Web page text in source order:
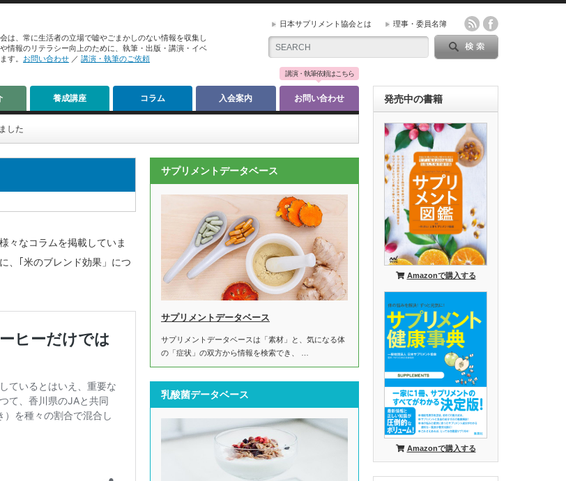
日本サプリメント協会とは
理事・委員名簿
は、常に生活者の立場で嘘やごまかしのない情報を収集し
情報のリテラシー向上のために、執筆・出版・講演・イベ
す。 お問い合わせ ／ 講演・執筆のご依頼
講演・執筆依頼はこちら
養成講座 コラム 入会案内 お問い合わせ
した
々なコラムを掲載していま
、｢米のブレンド効果」につ
サプリメントデータベース
サプリメントデータベース
サプリメントデータベースは「素材」と、気になる体
の「症状」の双方から情報を検索でき、 …
乳酸菌データベース
発売中の書籍
Amazonで購入する
Amazonで購入する